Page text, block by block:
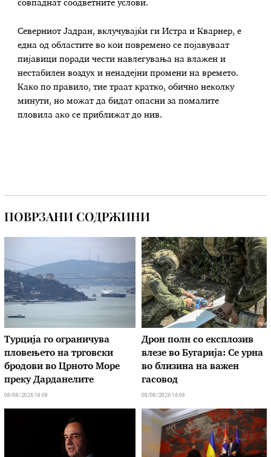
совпаднат соодветните услови.
Северниот Јадран, вклучувајќи ги Истра и Кварнер, е
една од областите во кои повремено се појавуваат
пијавици поради чести навлегувања на влажен и
нестабилен воздух и ненадејни промени на времето.
Како по правило, тие траат кратко, обично неколку
минути, но можат да бидат опасни за помалите
пловила ако се приближат до нив.
ПОВРЗАНИ СОДРЖИНИ
Турција го ограничува
пловењето на трговски
бродови во Црното Море
преку Дарданелите
08/08/2026 18:08
Дрон полн со експлозив
влезе во Бугарија: Се урна
во близина на важен
гасовод
08/08/2026 16:08